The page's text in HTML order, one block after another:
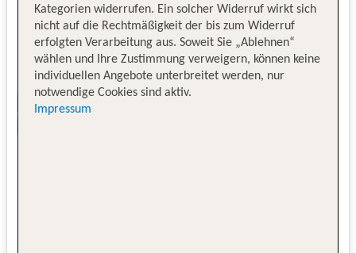
Kategorien widerrufen. Ein solcher Widerruf wirkt sich
nicht auf die Rechtmäßigkeit der bis zum Widerruf
erfolgten Verarbeitung aus. Soweit Sie „Ablehnen“
wählen und Ihre Zustimmung verweigern, können keine
individuellen Angebote unterbreitet werden, nur
notwendige Cookies sind aktiv.
Impressum